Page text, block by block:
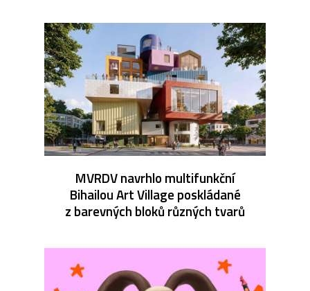
MVRDV navrhlo multifunkční
Bihailou Art Village poskládané
z barevných bloků různých tvarů